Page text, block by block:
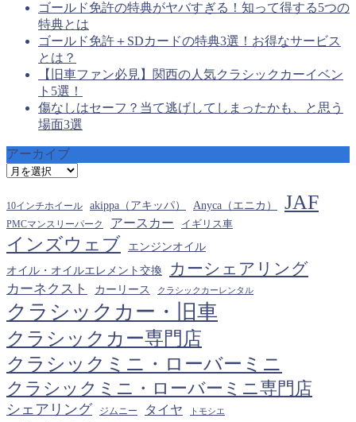
ゴールド免許の特典がヤバすぎる！知って得する5つの
特典とは
ゴールド免許＋SDカードの特典3選！お得なサービス
とは？
【旧車ファン必見】関西の人気クラシックカーイベン
ト5選！
傷なしはセーフ？当て逃げしてしまったかも、と思う
場面3選
アーカイブ
ア
カ
イ
ブ
10インチホイール akippa（アキッパ） Anyca（エニカ） JAF
PMCマンスリーパーク アースカー イギリス車
インズウェブ エンジンオイル
オイル・オイルエレメント交換 カーシェアリング
カーネクスト カーリース クラシックカーレンタル
クラシックカー・旧車
クラシックカー専門店
クラシックミニ・ローバーミニ
クラシックミニ・ローバーミニ専門店
シェアリング ジムニー タイヤ トモシエ